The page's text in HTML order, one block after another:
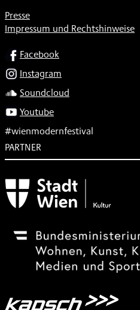
Presse
Impressum und Rechtshinweise
SOCIALFacebook
Instagram
Soundcloud
Youtube
#wienmodernfestival
PARTNER
Subventionsgeber